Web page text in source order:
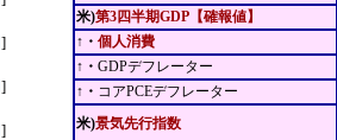
]
]
]
米)第3四半期GDP【確報値】
↑・ 個人消費
↑・ GDPデフレーター
↑・ コアPCEデフレーター
米)景気先行指数